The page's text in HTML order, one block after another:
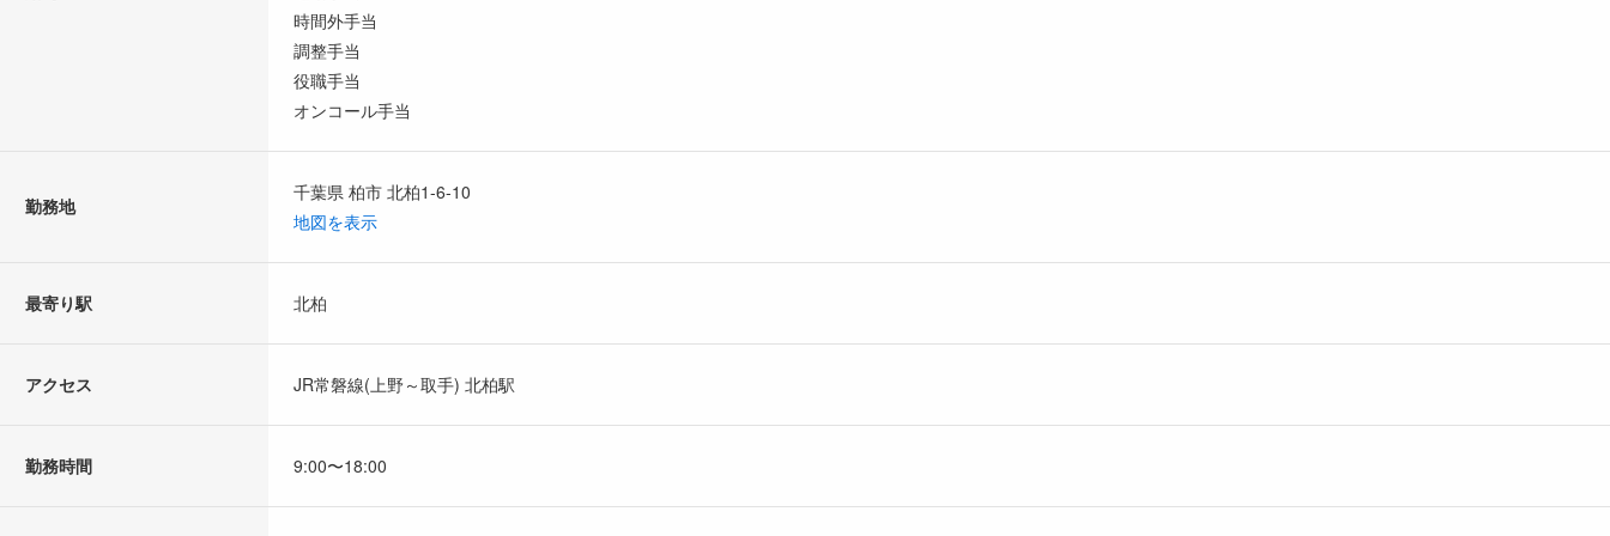
時間外手当
調整手当
役職手当
オンコール手当
勤務地
千葉県 柏市 北柏1-6-10
地図を表示
最寄り駅 北柏
アクセス JR常磐線(上野～取手) 北柏駅
勤務時間 9:00〜18:00